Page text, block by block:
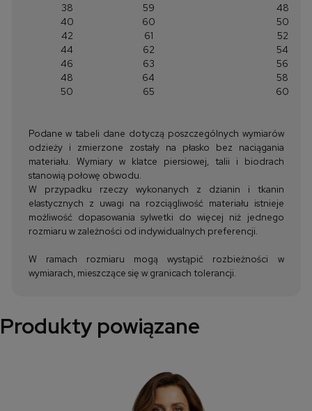
38 59
48
40
60
50
42
61
52
44
62
54
46
63
56
48
64
58
50
65 60
Podane w tabeli dane dotyczą poszczególnych wymiarów
odzieży i zmierzone zostały na płasko bez naciągania
materiału. Wymiary w klatce piersiowej, talii i biodrach
stanowią połowę obwodu.
W przypadku rzeczy wykonanych z dzianin i tkanin
elastycznych z uwagi na rozciągliwość materiału istnieje
możliwość dopasowania sylwetki do więcej niż jednego
rozmiaru w zależności od indywidualnych preferencji.
W ramach rozmiaru mogą wystąpić rozbieżności w
wymiarach, mieszczące się w granicach tolerancji.
Produkty powiązane